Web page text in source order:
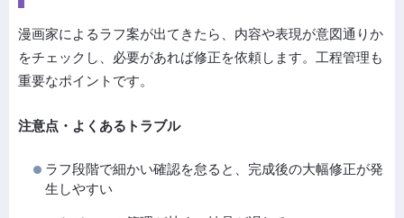
漫画家によるラフ案が出てきたら、内容や表現が意図通りか
をチェックし、必要があれば修正を依頼します。工程管理も
重要なポイントです。
注意点・よくあるトラブル
ラフ段階で細かい確認を怠ると、完成後の大幅修正が発
生しやすい